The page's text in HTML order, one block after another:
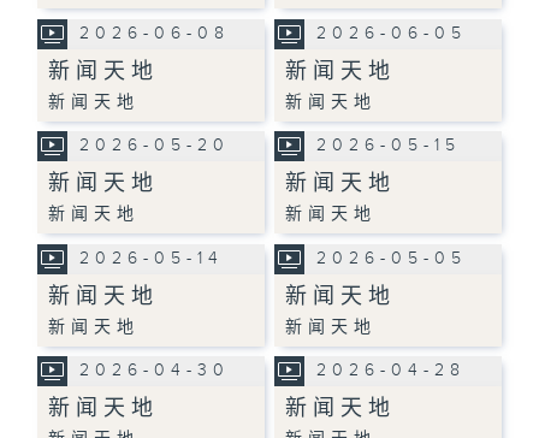
2026-06-08
新闻天地
新闻天地
2026-06-05
新闻天地
新闻天地
2026-05-20
新闻天地
新闻天地
2026-05-15
新闻天地
新闻天地
2026-05-14
新闻天地
新闻天地
2026-05-05
新闻天地
新闻天地
2026-04-30
新闻天地
2026-04-28
新闻天地